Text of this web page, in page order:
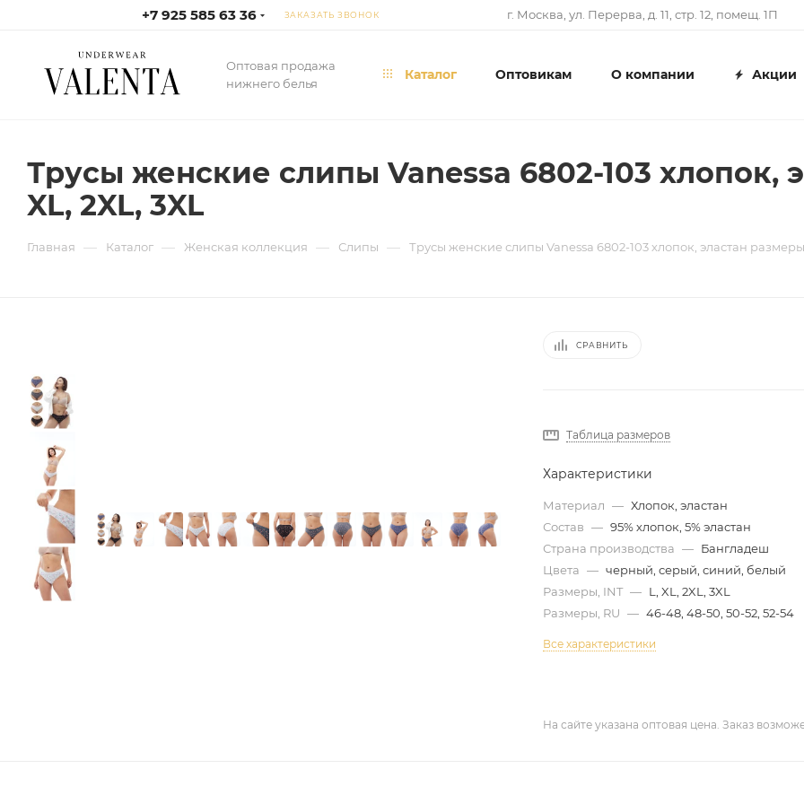
+7 925 585 63 36 ЗАКАЗАТЬ ЗВОНОК г. Москва, ул. Перерва, д. 11, стр. 12, помещ. 1П
Оптовая продажа
нижнего белья
Каталог Оптовикам О компании Акции
Трусы женские слипы Vanessa 6802-103 хлопок,
XL, 2XL, 3XL
Главная — Каталог — Женская коллекция — Слипы — Трусы женские слипы Vanessa 6802-103 хлопок, эластан размеры
СРАВНИТЬ
Таблица размеров
Характеристики
Материал — Хлопок, эластан
Состав — 95% хлопок, 5% эластан
Страна производства — Бангладеш
Цвета — черный, серый, синий, белый
Размеры, INT — L, XL, 2XL, 3XL
Размеры, RU — 46-48, 48-50, 50-52, 52-54
Все характеристики
На сайте указана оптовая цена. Заказ